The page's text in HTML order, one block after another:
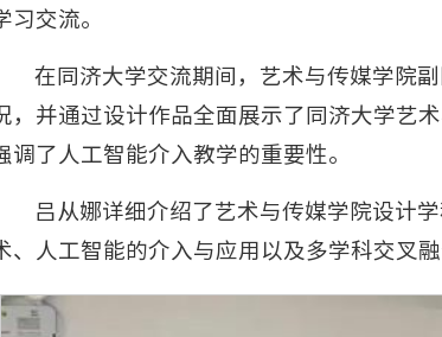
习交流。
在同济大学交流期间，艺术与传媒学院
，并通过设计作品全面展示了同济大学艺
调了人工智能介入教学的重要性。
吕从娜详细介绍了艺术与传媒学院设计
、人工智能的介入与应用以及多学科交叉